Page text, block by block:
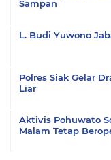
Sampan
L. Budi Yuwono
Polres Siak Gelar
Liar
Aktivis Pohuwato
Malam Tetap